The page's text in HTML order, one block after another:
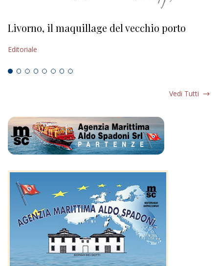
Livorno, il maquillage del vecchio porto
Editoriale
Vedi Tutti